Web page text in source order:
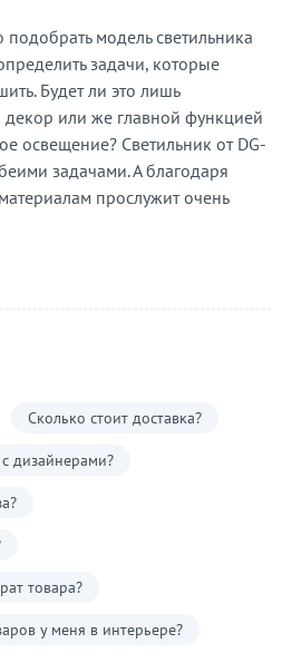
модель светильника
задачи, которые
Будет ли это лишь
или же главной функцией
освещение? Светильник от DG-
задачами. А благодаря
прослужит очень
Сколько стоит доставка?
дизайнерами?
товара?
у меня в интерьере?